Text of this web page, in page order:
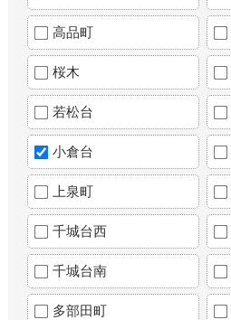
高品町
桜木
若松台
小倉台
上泉町
千城台西
千城台南
多部田町